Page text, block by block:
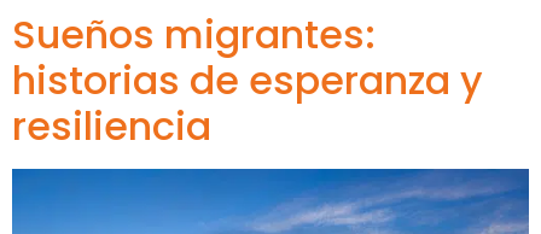
Sueños migrantes:
historias de esperanza y
resiliencia